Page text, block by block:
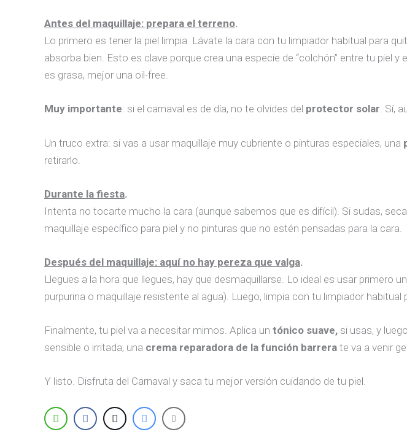
Antes del maquillaje: prepara el terreno.
Lo primero es tener la piel limpia. Lávate la cara con tu limpiador habitual para
absorba bien. Esto es clave porque crea una especie de “colchón” entre tu piel
es grasa, mejor una oil-free.
Muy importante: si el carnaval es de día, no te olvides del protector solar. Sí,
Un truco extra: si vas a usar maquillaje muy cubriente o pinturas especiales, una
retirarlo.
Durante la fiesta.
Intenta no tocarte mucho la cara (aunque sabemos que es difícil). Si sudas,
maquillaje específico para piel y no pinturas que no estén pensadas para la cara.
Después del maquillaje: aquí no hay pereza que valga.
Llegues a la hora que llegues, hay que desmaquillarse. Lo ideal es usar
purpurina o maquillaje resistente al agua). Luego, limpia con tu limpiador
Finalmente, tu piel va a necesitar mimos. Aplica un tónico suave, si usas, y
sensible o irritada, una crema reparadora de la función barrera te va a venir
Y listo. Disfruta del Carnaval y saca tu mejor versión cuidando de tu piel.